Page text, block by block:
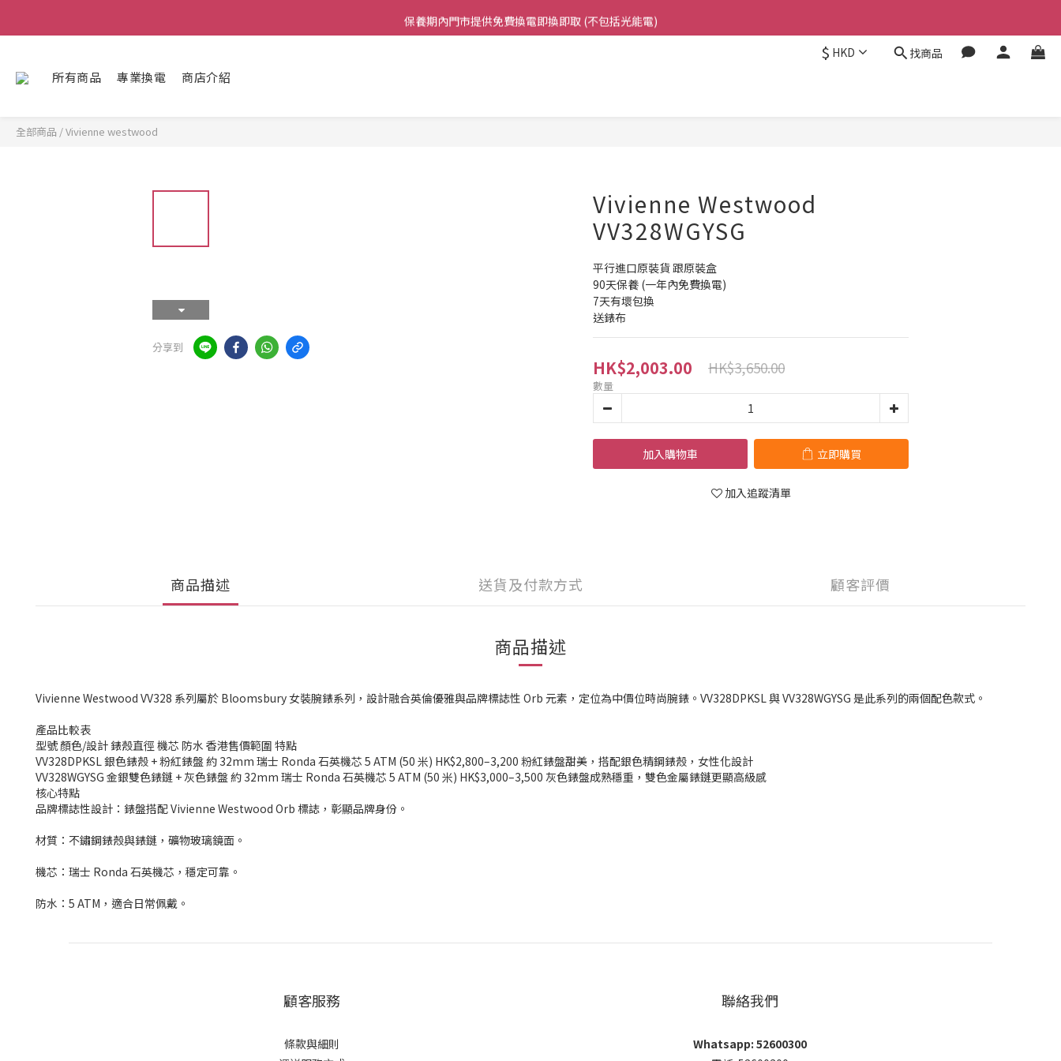
凡購買任何產品滿$500免運費（香港/澳門）
保養期內門市提供免費換電即換即取 (不包括光能電)
$ HKD 找商品
所有商品 專業換電 商店介紹
全部商品 /Vivienne westwood
分享到
Vivienne Westwood
VV328WGYSG
平行進口原裝貨 跟原裝盒
90天保養 (一年內免費換電)
7天有壞包換
送錶布
HK$2,003.00 HK$3,650.00
數量
加入購物車 立即購買
加入追蹤清單
商品描述 送貨及付款方式 顧客評價
商品描述
Vivienne Westwood VV328 系列屬於 Bloomsbury 女裝腕錶系列，設計融合英倫優雅與品牌標誌性 Orb 元素，定位為中價位時尚腕錶。VV328DPKSL 與 VV328WGYSG 是此系列的兩個配色款式。
產品比較表
型號 顏色/設計 錶殼直徑 機芯 防水 香港售價範圍 特點
VV328DPKSL 銀色錶殼 + 粉紅錶盤 約 32mm 瑞士 Ronda 石英機芯 5 ATM (50 米) HK$2,800–3,200 粉紅錶盤甜美，搭配銀色精鋼錶殼，女性化設計
VV328WGYSG 金銀雙色錶鏈 + 灰色錶盤 約 32mm 瑞士 Ronda 石英機芯 5 ATM (50 米) HK$3,000–3,500 灰色錶盤成熟穩重，雙色金屬錶鏈更顯高級感
核心特點
品牌標誌性設計：錶盤搭配 Vivienne Westwood Orb 標誌，彰顯品牌身份。
材質：不鏽鋼錶殼與錶鏈，礦物玻璃鏡面。
機芯：瑞士 Ronda 石英機芯，穩定可靠。
防水：5 ATM，適合日常佩戴。
顧客服務
條款與細則
聯絡我們
Whatsapp: 52600300